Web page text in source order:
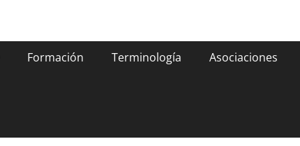
Formación Terminología Asociaciones